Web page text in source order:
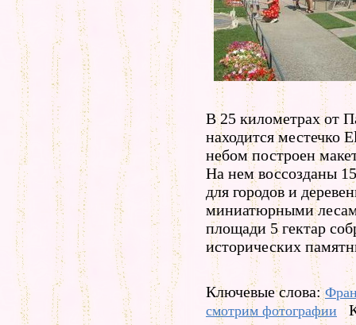
В 25 километрах от
находится местечко
небом построен
На нем воссозданы
для городов и
миниатюрными
площади 5 гектар
исторических
Ключевые слова:
смотрим фотографии